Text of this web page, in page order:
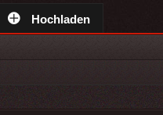
Hochladen